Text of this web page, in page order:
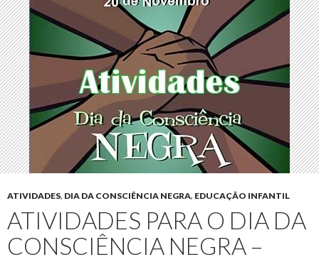
ATIVIDADES, DIA DA CONSCIÊNCIA NEGRA, EDUCAÇÃO INFANTIL
ATIVIDADES PARA O DIA DA
CONSCIÊNCIA NEGRA –